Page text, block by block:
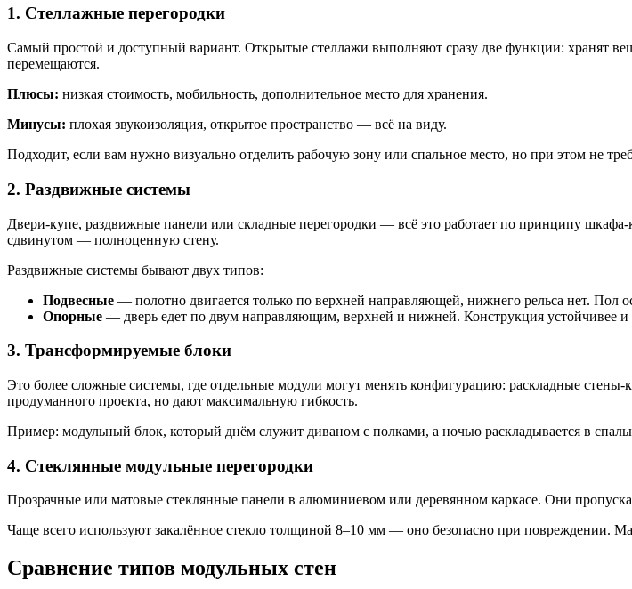
1. Стеллажные перегородки
Самый простой и доступный вариант. Открытые стеллажи выполняют сразу две функции: хранят
перемещаются.
Плюсы: низкая стоимость, мобильность, дополнительное место для хранения.
Минусы: плохая звукоизоляция, открытое пространство — всё на виду.
Подходит, если вам нужно визуально отделить рабочую зону или спальное место, но при этом не
2. Раздвижные системы
Двери-купе, раздвижные панели или складные перегородки — всё это работает по принципу
сдвинутом — полноценную стену.
Раздвижные системы бывают двух типов:
Подвесные — полотно двигается только по верхней направляющей, нижнего рельса нет. Пол
Опорные — дверь едет по двум направляющим, верхней и нижней. Конструкция устойчивее и
3. Трансформируемые блоки
Это более сложные системы, где отдельные модули могут менять конфигурацию: раскладные
продуманного проекта, но дают максимальную гибкость.
Пример: модульный блок, который днём служит диваном с полками, а ночью раскладывается в
4. Стеклянные модульные перегородки
Прозрачные или матовые стеклянные панели в алюминиевом или деревянном каркасе. Они
Чаще всего используют закалённое стекло толщиной 8–10 мм — оно безопасно при повреждении.
Сравнение типов модульных стен